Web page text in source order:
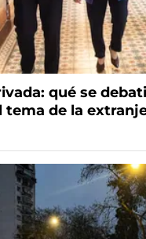
qué se
tema de la